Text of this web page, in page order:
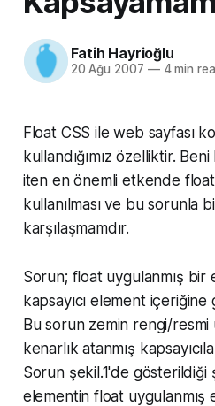
Fatih Hayrioğlu
20 Ağu 2007 —4 min
Float CSS ile web sayfası
kullandığımız özelliktir.
iten en önemli etkende
kullanılması ve bu sorunla
karşılaşmamdır.
Sorun; float uygulanmış bir
kapsayıcı element
Bu sorun zemin rengi/resmi
kenarlık atanmış
Sorun şekil.1'de gösterildiği
elementin float uygulanmış